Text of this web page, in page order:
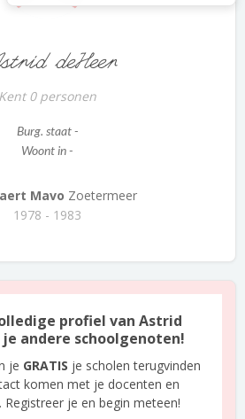
deHeer
Kent 0 personen
Burg. staat -
Woont in -
Mavo Zoetermeer
1978 - 1983
profiel van Astrid
andere schoolgenoten!
je GRATIS je scholen terugvinden
komen met je docenten en
je en begin meteen!